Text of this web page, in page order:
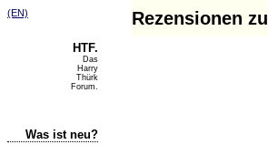
(EN)
HTF.
Das
Harry
Thürk
Forum.
Was ist neu?
Rezensionen zu